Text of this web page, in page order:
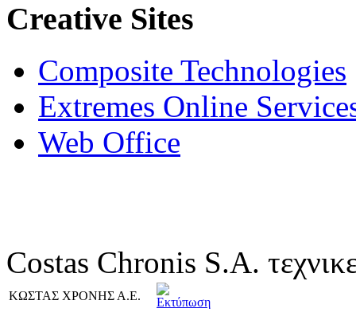
Creative Sites
Composite Technologies
Extremes Online
Web Office
Costas Chronis S.A.
ΚΩΣΤΑΣ ΧΡΟΝΗΣ Α.Ε.